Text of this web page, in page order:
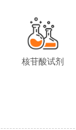
核苷酸试剂